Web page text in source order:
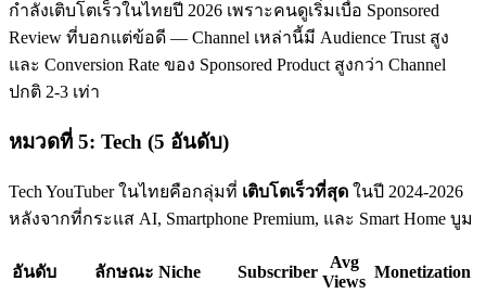
กำลังเติบโตเร็วในไทยปี 2026 เพราะคนดูเริ่มเบื่อ Sponsored
Review ที่บอกแต่ข้อดี — Channel เหล่านี้มี Audience Trust สูง
และ Conversion Rate ของ Sponsored Product สูงกว่า Channel
ปกติ 2-3 เท่า
หมวดที่ 5: Tech (5 อันดับ)
Tech YouTuber ในไทยคือกลุ่มที่ เติบโตเร็วที่สุด ในปี 2024-2026
หลังจากที่กระแส AI, Smartphone Premium, และ Smart Home บูม
อันดับ ลักษณะ Niche Subscriber
Avg
Views
Monetization